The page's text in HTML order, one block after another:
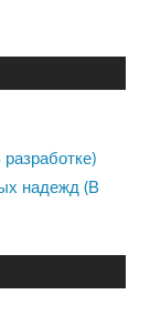
надежд (В